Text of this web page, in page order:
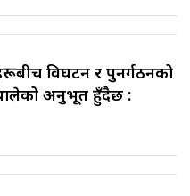
विघटन र पुनर्गठनको
अनुभूत हुँदैछ :